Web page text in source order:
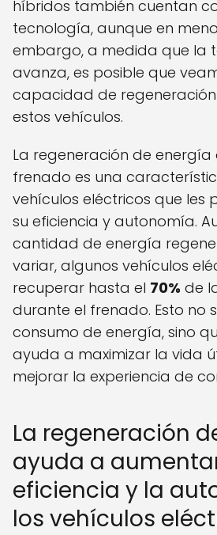
híbridos también cuentan
tecnología, aunque en
embargo, a medida que la
avanza, es posible que
capacidad de
estos vehículos.
La regeneración de energía
frenado es una
vehículos eléctricos que les
su eficiencia y autonomía.
cantidad de energía
variar, algunos vehículos
recuperar hasta el 70% de
durante el frenado. Esto no
consumo de energía, sino
ayuda a maximizar la vida
mejorar la experiencia de
La regeneración
ayuda a
eficiencia y la
los vehículos